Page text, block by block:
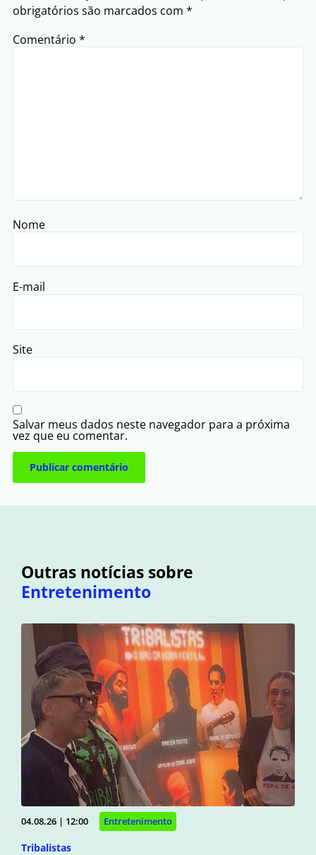
obrigatórios são marcados com *
Comentário *
Nome
E-mail
Site
Salvar meus dados neste navegador para a próxima
vez que eu comentar.
Outras notícias sobre
Entretenimento
04.08.26 | 12:00 Entretenimento
Tribalistas